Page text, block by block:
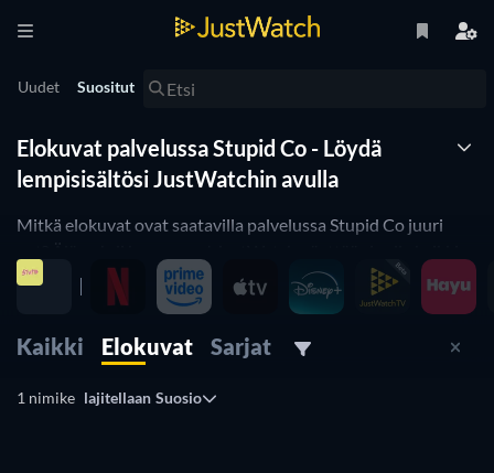
Uudet Suositut
Elokuvat palvelussa Stupid Co - Löydä
lempisisältösi JustWatchin avulla
Mitkä elokuvat ovat saatavilla palvelussa Stupid Co juuri
elokuvat palvelussa Stupid Co. Järjestimme elokuvat
suosituimmuusjärjestykseen, jotta voit helposti valita
kaikki Stupid Co kauhu- tai komediaelokuvat? Aktivoi vain
haluamasi sisällön. Kyllä, se on näin helppoa! Stupid Co
Kaikki Elokuvat Sarjat
1 nimike lajitellaan Suosio